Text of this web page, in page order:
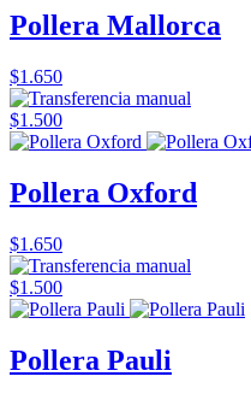
Pollera Mallorca
$1.650
$1.500
Pollera Oxford
$1.650
$1.500
Pollera Pauli